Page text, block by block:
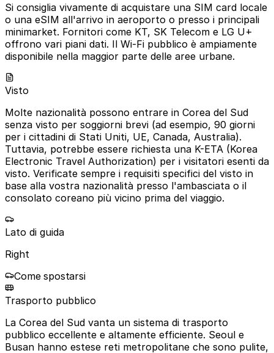
Si consiglia vivamente di acquistare una SIM card locale
o una eSIM all'arrivo in aeroporto o presso i principali
minimarket. Fornitori come KT, SK Telecom e LG U+
offrono vari piani dati. Il Wi-Fi pubblico è ampiamente
disponibile nella maggior parte delle aree urbane.
Visto
Molte nazionalità possono entrare in Corea del Sud
senza visto per soggiorni brevi (ad esempio, 90 giorni
per i cittadini di Stati Uniti, UE, Canada, Australia).
Tuttavia, potrebbe essere richiesta una K-ETA (Korea
Electronic Travel Authorization) per i visitatori esenti da
visto. Verificate sempre i requisiti specifici del visto in
base alla vostra nazionalità presso l'ambasciata o il
consolato coreano più vicino prima del viaggio.
Lato di guida
Right
Come spostarsi
Trasporto pubblico
La Corea del Sud vanta un sistema di trasporto
pubblico eccellente e altamente efficiente. Seoul e
Busan hanno estese reti metropolitane che sono pulite,